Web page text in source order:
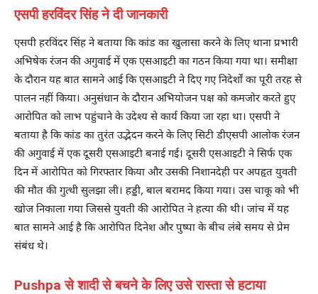
एसपी हरविंदर सिंह ने दी जानकारी
एसपी हरविंदर सिंह ने बताया कि कांड का खुलासा करने के लिए थाना प्रभारी
अभिषेक रंजन की अगुवाई में एक एसआइटी का गठन किया गया था। समीक्षा
के दौरान यह बात सामने आई कि एसआइटी ने दिए गए निदेर्शों का पूरी तरह से
पालन नहीं किया। अनुसंधान के दौरान अभियोजन पक्ष को कमजोर करते हुए
आरोपित को लाभ पहुंचाने के उदेश्य से कार्य किया जा रहा था। एसपी ने
बताया है कि कांड का तुरंत उद्भेदन करने के लिए सिटी डीएसपी आलोक रंजन
की अगुवाई में एक दूसरी एसआइटी बनाई गई। दूसरी एसआइटी ने सिर्फ एक
दिन में आरोपित को गिरफ्तार किया और उसकी निशानदेही पर अपहृत युवती
की मौत की गुत्थी सुलझा ली। हड्डी, बाल बरामद किया गया। उस चाकू को भी
खोज निकाला गया जिससे युवती की आरोपित ने हत्या की थी। जांच में यह
बात सामने आई है कि आरोपित दिनेश और पुष्पा के बीच लंबे समय से प्रेम
संबंध थे।
Pushpa से शादी से बचने के लिए उसे रास्ता से हटाया